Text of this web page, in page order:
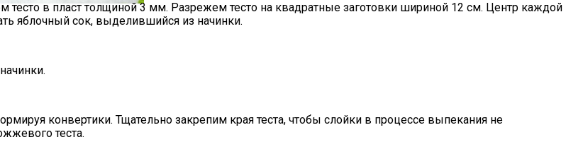
тесто в пласт толщиной 3 мм. Разрежем тесто на квадратные заготовки шириной 12 см. Центр каждой
яблочный сок, выделившийся из начинки.
конвертики. Тщательно закрепим края теста, чтобы слойки в процессе выпекания не
теста.